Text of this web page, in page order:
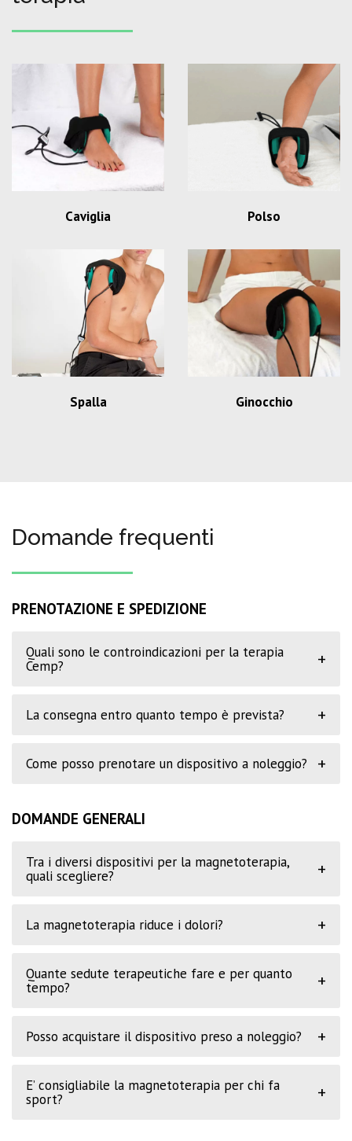
Caviglia Polso
Spalla Ginocchio
Domande frequenti
PRENOTAZIONE E SPEDIZIONE
Quali sono le controindicazioni per la terapia
Cemp?
+
La consegna entro quanto tempo è prevista? +
Come posso prenotare un dispositivo a noleggio? +
DOMANDE GENERALI
Tra i diversi dispositivi per la magnetoterapia,
quali scegliere?
+
La magnetoterapia riduce i dolori? +
Quante sedute terapeutiche fare e per quanto
tempo?
+
Posso acquistare il dispositivo preso a noleggio? +
E’ consigliabile la magnetoterapia per chi fa
sport?
+